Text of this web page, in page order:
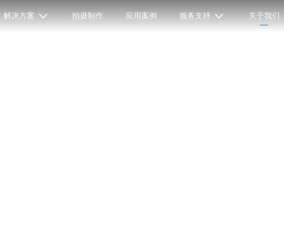
解决方案 拍摄制作 应用案例 服务支持 关于我们